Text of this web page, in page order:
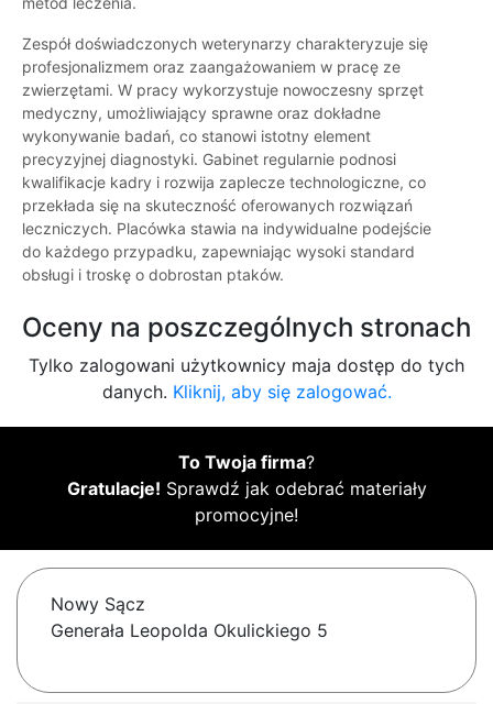
Zespół doświadczonych weterynarzy charakteryzuje się
profesjonalizmem oraz zaangażowaniem w pracę ze
zwierzętami. W pracy wykorzystuje nowoczesny sprzęt
medyczny, umożliwiający sprawne oraz dokładne
wykonywanie badań, co stanowi istotny element
precyzyjnej diagnostyki. Gabinet regularnie podnosi
kwalifikacje kadry i rozwija zaplecze technologiczne, co
przekłada się na skuteczność oferowanych rozwiązań
leczniczych. Placówka stawia na indywidualne podejście
do każdego przypadku, zapewniając wysoki standard
obsługi i troskę o dobrostan ptaków.
Oceny na poszczególnych stronach
Tylko zalogowani użytkownicy maja dostęp do tych
danych. Kliknij, aby się zalogować.
To Twoja firma?
Gratulacje! Sprawdź jak odebrać materiały
promocyjne!
Nowy Sącz
Generała Leopolda Okulickiego 5